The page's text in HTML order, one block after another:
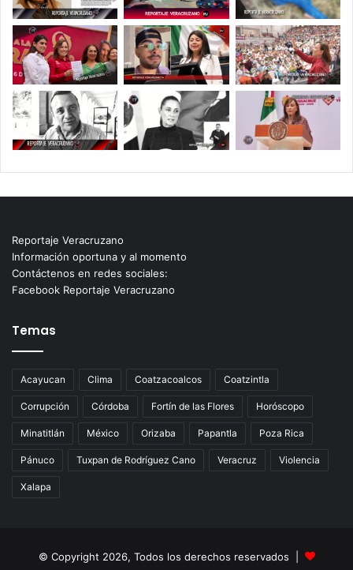
Reportaje Veracruzano
Información oportuna y al momento
Contáctenos en redes sociales:
Facebook Reportaje Veracruzano
Temas
Acayucan Clima Coatzacoalcos Coatzintla
Corrupción Córdoba Fortín de las Flores Horóscopo
Minatitlán México Orizaba Papantla Poza Rica
Pánuco Tuxpan de Rodríguez Cano Veracruz Violencia
Xalapa
© Copyright 2026, Todos los derechos reservados |